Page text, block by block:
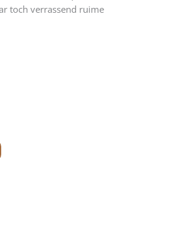
toch verrassend ruime